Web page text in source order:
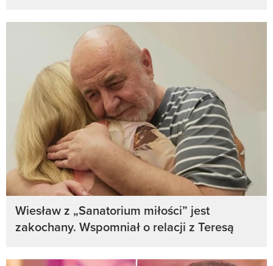
Wiesław z „Sanatorium miłości” jest
zakochany. Wspomniał o relacji z Teresą